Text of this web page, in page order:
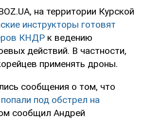
на территории Курской
инструкторы готовят
КНДР к ведению
действий. В частности,
применять дроны.
сообщения о том, что
под обстрел на
сообщил Андрей